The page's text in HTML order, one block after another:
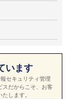
います
セキュリティ管理
スだからこそ、お客
します。